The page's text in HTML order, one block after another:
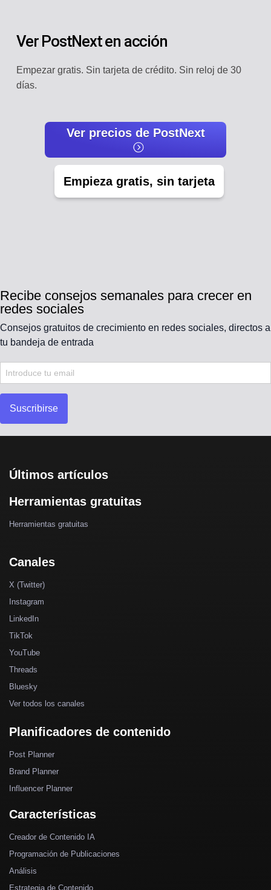
Ver PostNext en acción
Empezar gratis. Sin tarjeta de crédito. Sin reloj de 30
días.
Ver precios de PostNext
Empieza gratis, sin tarjeta
Recibe consejos semanales para crecer en
redes sociales
Consejos gratuitos de crecimiento en redes sociales, directos a
tu bandeja de entrada
Suscribirse
Últimos artículos
Herramientas gratuitas
Herramientas gratuitas
Canales
X (Twitter)
Instagram
LinkedIn
TikTok
YouTube
Threads
Bluesky
Ver todos los canales
Planificadores de contenido
Post Planner
Brand Planner
Influencer Planner
Características
Creador de Contenido IA
Programación de Publicaciones
Análisis
Estrategia de Contenido